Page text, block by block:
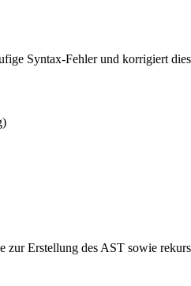
Syntax-Fehler und korrigiert
zur Erstellung des AST sowie